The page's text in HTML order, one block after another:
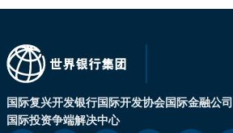
国际复兴开发银行国际开发协会国际金融公司
国际投资争端解决中心